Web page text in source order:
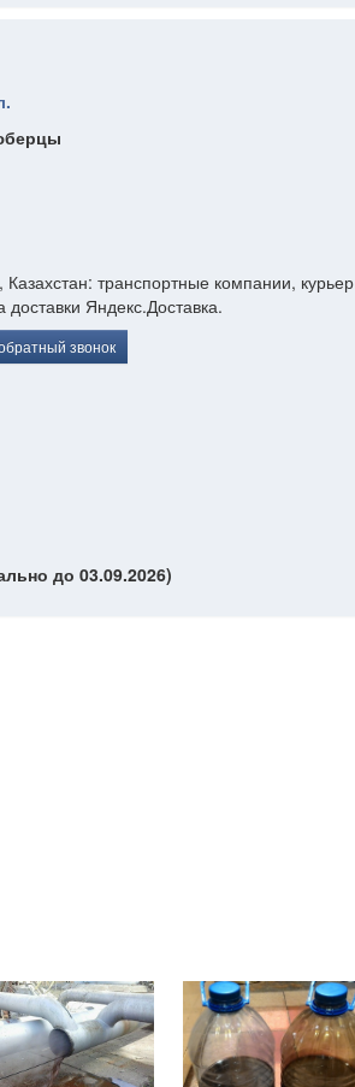
транспортные компании, курьер
доставки Яндекс.Доставка.
звонок
до 03.09.2026)